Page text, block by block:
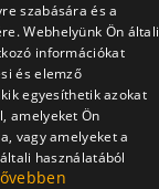
szabására és a
Webhelyünk Ön általi
információkat
és elemző
egyesíthetik azokat
amelyeket Ön
vagy amelyeket a
használatából